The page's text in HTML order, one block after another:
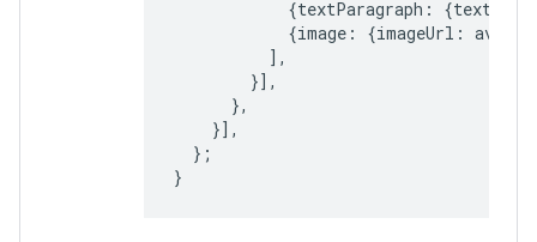
{textParagraph : {text
{image : {imageUrl :
],
}],
},
}],
};
}